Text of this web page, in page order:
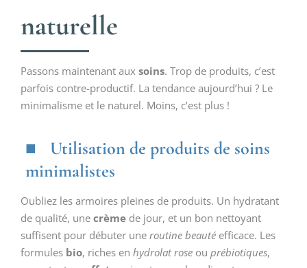
naturelle
Passons maintenant aux soins. Trop de produits, c’est
parfois contre-productif. La tendance aujourd’hui ? Le
minimalisme et le naturel. Moins, c’est plus !
Utilisation de produits de soins
minimalistes
Oubliez les armoires pleines de produits. Un hydratant
de qualité, une crème de jour, et un bon nettoyant
suffisent pour débuter une routine beauté efficace. Les
formules bio, riches en hydrolat rose ou prébiotiques,